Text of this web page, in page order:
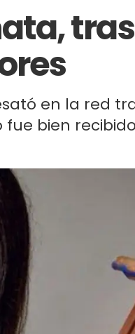
en la red
bien